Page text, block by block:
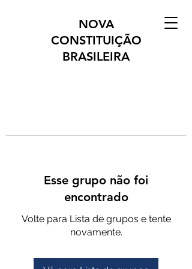
NOVA
CONSTITUIÇÃO
BRASILEIRA
Esse grupo não foi
encontrado
Volte para Lista de grupos e tente
novamente.